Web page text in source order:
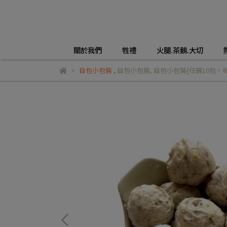
關於我們 牲禮 火腿.茶鵝.大切
自包小包裝, 自包小包裝, 自包小包裝{任選10包。